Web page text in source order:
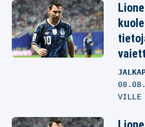
VILLE